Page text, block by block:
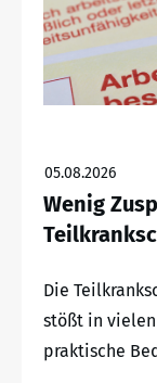
05.08.2026
Wenig
Die
stößt in
praktische